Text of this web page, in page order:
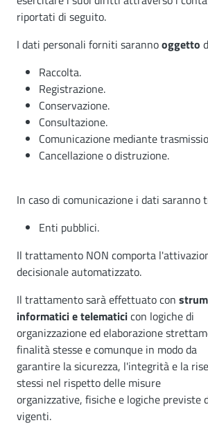
riportati di seguito.
I dati personali forniti sarannooggetto
Raccolta.
Registrazione.
Conservazione.
Consultazione.
Comunicazione mediante
Cancellazione o distruzione.
In caso di comunicazione i dati saranno
Enti pubblici.
Il trattamento NON comporta
decisionale automatizzato.
Il trattamento sarà effettuato con
informatici e telematicicon logiche di
organizzazione ed elaborazione
finalità stesse e comunque in modo da
garantire la sicurezza, l'integrità e la
stessi nel rispetto delle misure
organizzative, fisiche e logiche previste
vigenti.